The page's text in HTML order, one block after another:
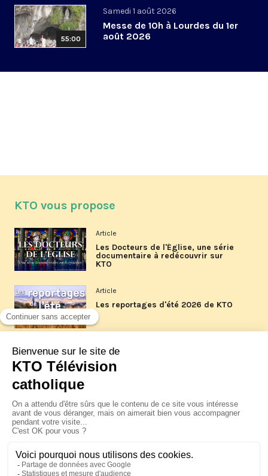
55:00
Samedi 1 août 2026
Messe de 10h à Lourdes du 1er
août 2026
KTO vous propose
Article
Les Docteurs de l'Église, une série
documentaire à redécouvrir sur
KTO
Article
Les reportages d'été 2026 de KTO
Article
La visite pastorale du pape Léon
XIV à Assise à suivre sur KTO le
Article
Le pape en Uruguay, Argentine et